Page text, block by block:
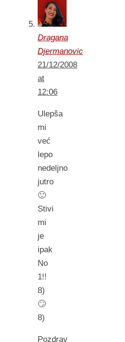
Dragana
Djermanovic
21/12/2008
at
12:06
Ulepša
mi
već
lepo
nedeljno
jutro
🙂
Stivi
mi
je
ipak
No
1!!
8)
🙄
8)
Pozdrav